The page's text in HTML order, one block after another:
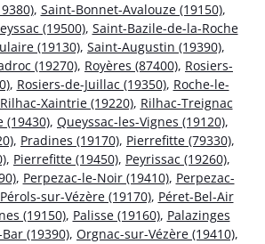
, Saint-Bonnet-Avalouze (19150),
(19500), Saint-Bazile-de-la-Roche
(19130), Saint-Augustin (19390),
(19270), Royères (87400), Rosiers-
, Rosiers-de-Juillac (19350), Roche-le-
Rilhac-Xaintrie (19220), Rilhac-Treignac
(19430), Queyssac-les-Vignes (19120),
, Pradines (19170), Pierrefitte (79330),
, Pierrefitte (19450), Peyrissac (19260),
, Perpezac-le-Noir (19410), Perpezac-
Pérols-sur-Vézère (19170), Péret-Bel-Air
(19150), Palisse (19160), Palazinges
(19390), Orgnac-sur-Vézère (19410),